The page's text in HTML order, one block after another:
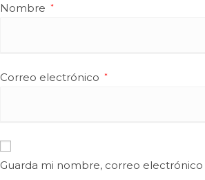
Nombre *
Correo electrónico *
Guarda mi nombre, correo